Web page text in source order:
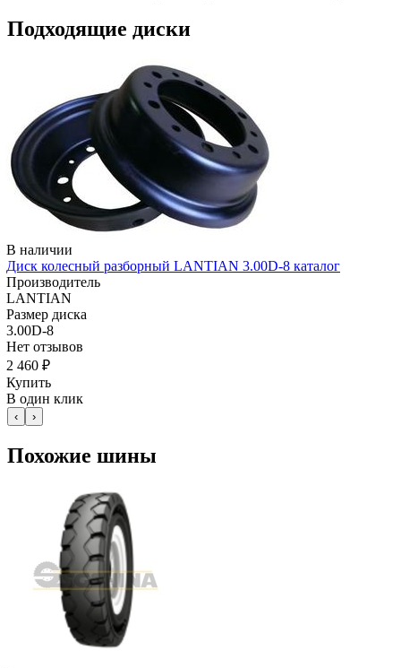
Подходящие диски
В наличии
Диск колесный разборный LANTIAN 3.00D-8 каталог
Производитель
LANTIAN
Размер диска
3.00D-8
Нет отзывов
2 460 ₽
Купить
В один клик
‹ ›
Похожие шины